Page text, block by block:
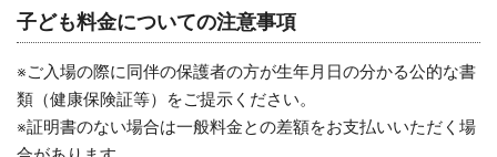
子ども料金についての注意事項
※ご入場の際に同伴の保護者の方が生年月日の分かる公的な書
類（健康保険証等）をご提示ください。
※証明書のない場合は一般料金との差額をお支払いいただく場